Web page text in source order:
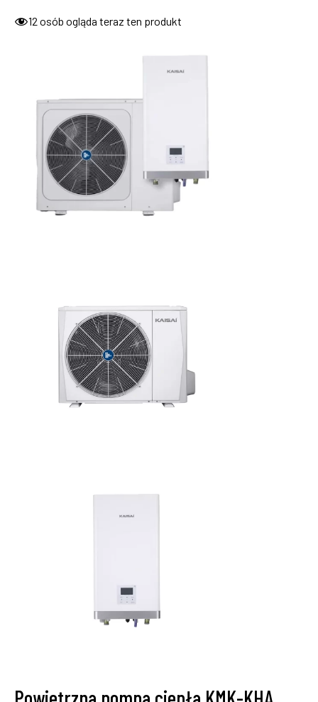
12 osób ogląda teraz ten produkt